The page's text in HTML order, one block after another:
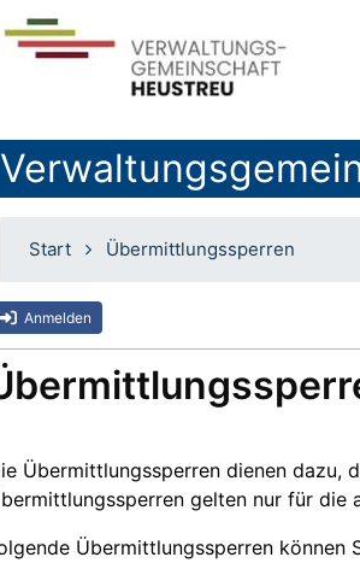
Start Übermittlungssperren